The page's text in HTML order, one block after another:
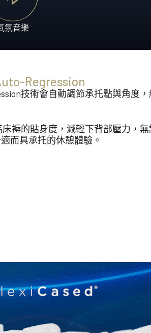
氛音樂
Regression
技術會自動調節承托點與角度
褥的貼身度，減輕下背部壓力，
而具承托的休憩體驗。